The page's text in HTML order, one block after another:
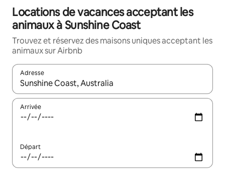
Locations de vacances acceptant les
animaux à Sunshine Coast
Trouvez et réservez des maisons uniques acceptant les
animaux sur Airbnb
Adresse
Lorsque les résultats s'affichent, utilisez les flèches vers le
Arrivée
Départ